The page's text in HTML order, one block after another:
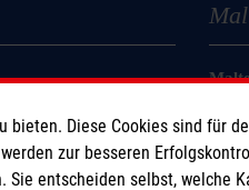
Diese Cookies sind für
zur besseren
entscheiden selbst,